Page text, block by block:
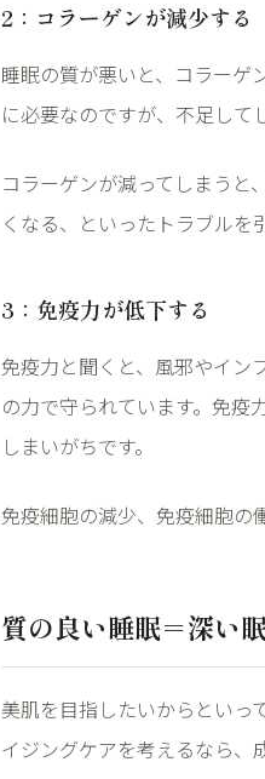
2 ：コラーゲンが減少する
睡眠の質が悪いと、コラーゲ
に必要なのですが、不足して
コラーゲンが減ってしまうと
くなる、といったトラブルを
3 ：免疫力が低下する
免疫力と聞くと、風邪やイン
の力で守られています。免疫
しまいがちです。
免疫細胞の減少、免疫細胞の
質の良い睡眠＝深い
美肌を目指したいからといっ
イジングケアを考えるなら、